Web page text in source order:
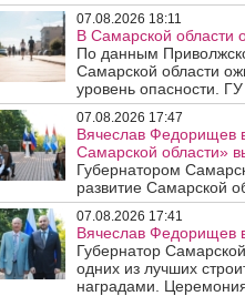
07.08.2026 18:11
В Самарской области
По данным
Самарской области
уровень опасности.
07.08.2026 17:47
Вячеслав Федорищев
Самарской области»
Губернатором
развитие Самарской
07.08.2026 17:41
Вячеслав Федорищев
Губернатор
одних из лучших
наградами.